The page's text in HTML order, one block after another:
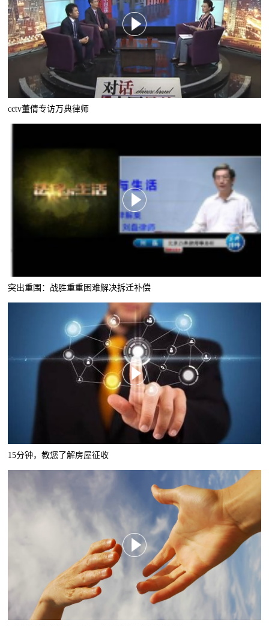
cctv董倩专访万典律师
突出重围：战胜重重困难解决拆迁补偿
15分钟，教您了解房屋征收